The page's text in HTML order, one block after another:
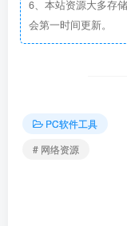
6、本站资源大多存
会第一时间更新。
PC软件工具
# 网络资源